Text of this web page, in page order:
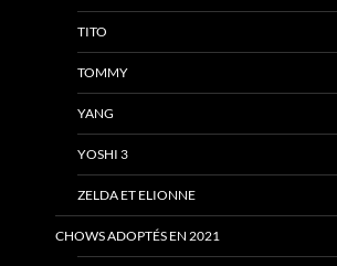
TITO
TOMMY
YANG
YOSHI 3
ZELDA ET ELIONNE
CHOWS ADOPTÉS EN 2021